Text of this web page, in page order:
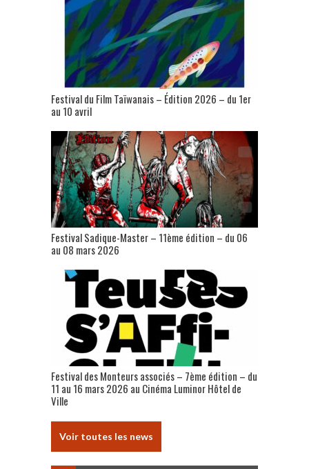
Festival du Film Taïwanais – Édition 2026 – du 1er
au 10 avril
Festival Sadique-Master – 11ème édition – du 06
au 08 mars 2026
Festival des Monteurs associés – 7ème édition – du
11 au 16 mars 2026 au Cinéma Luminor Hôtel de
Ville
Voir toutes les news